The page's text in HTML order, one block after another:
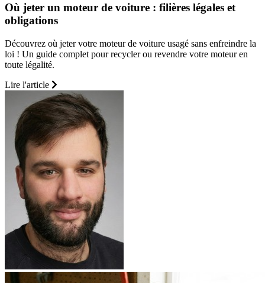
Où jeter un moteur de voiture : filières légales et
obligations
Découvrez où jeter votre moteur de voiture usagé sans enfreindre la
loi ! Un guide complet pour recycler ou revendre votre moteur en
toute légalité.
Lire l'article